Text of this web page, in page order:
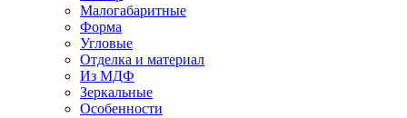
Малогабаритные
Форма
Угловые
Отделка и материал
Из МДФ
Зеркальные
Особенности